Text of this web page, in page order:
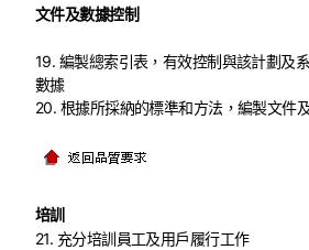
文件及數據控制
19. 編製總索引表，有效控制與該計劃及
數據
20. 根據所採納的標準和方法，編製文件
培訓
21. 充分培訓員工及用戶履行工作